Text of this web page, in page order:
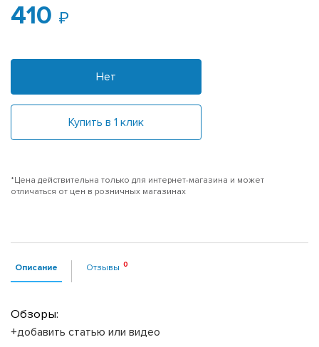
410
Нет
Купить в 1 клик
*Цена действительна только для интернет-магазина и может
отличаться от цен в розничных магазинах
Описание Отзывы
Обзоры:
+добавить статью или видео